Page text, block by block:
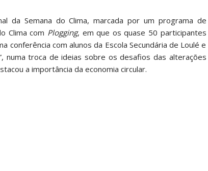
da Semana do Clima, marcada por um programa de
Clima com Plogging, em que os quase 50 participantes
com alunos da Escola Secundária de Loulé e
numa troca de ideias sobre os desafios das alterações
a importância da economia circular.